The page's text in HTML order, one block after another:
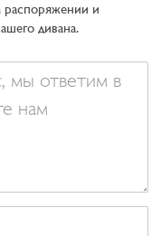
распоряжении и
дивана.